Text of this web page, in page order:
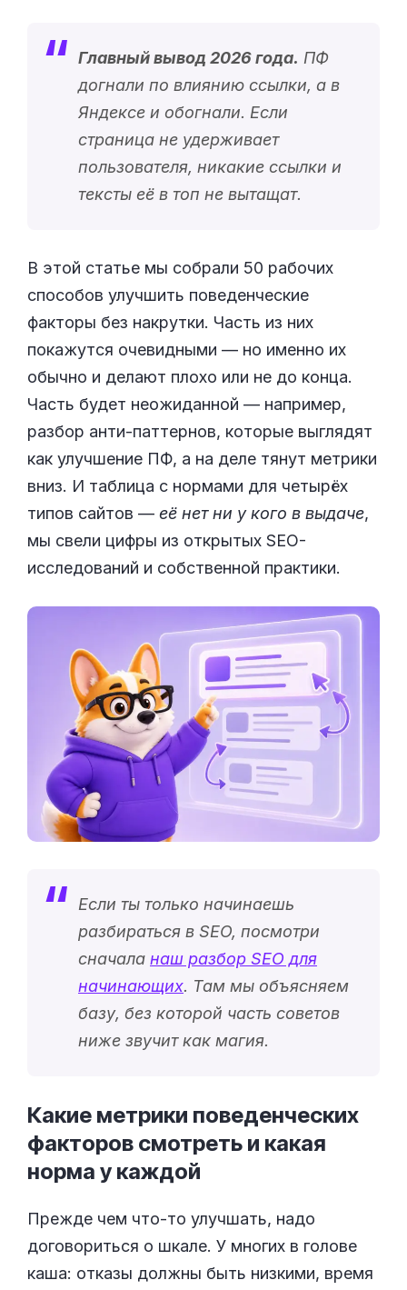
Главный вывод 2026 года. ПФ
догнали по влиянию ссылки, а в
Яндексе и обогнали. Если
страница не удерживает
пользователя, никакие ссылки и
тексты её в топ не вытащат.
В этой статье мы собрали 50 рабочих
способов улучшить поведенческие
факторы без накрутки. Часть из них
покажутся очевидными — но именно их
обычно и делают плохо или не до конца.
Часть будет неожиданной — например,
разбор анти-паттернов, которые выглядят
как улучшение ПФ, а на деле тянут метрики
вниз. И таблица с нормами для четырёх
типов сайтов — её нет ни у кого в выдаче,
мы свели цифры из открытых SEO-
исследований и собственной практики.
Если ты только начинаешь
разбираться в SEO, посмотри
сначала наш разбор SEO для
начинающих. Там мы объясняем
базу, без которой часть советов
ниже звучит как магия.
Какие метрики поведенческих
факторов смотреть и какая
норма у каждой
Прежде чем что-то улучшать, надо
договориться о шкале. У многих в голове
каша: отказы должны быть низкими, время